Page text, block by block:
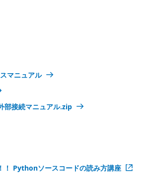
マニュアル
部接続マニュアル.zip
！ Pythonソースコードの読み方講座